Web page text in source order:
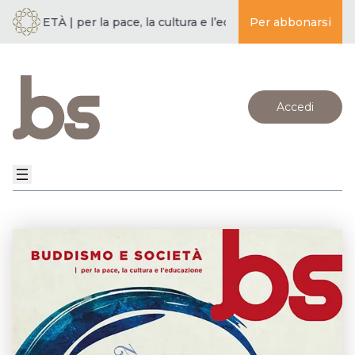
SOCIETÀ | per la pace, la cultura e l’educazione ·BUDDISMO
Per abbonarsi
Accedi